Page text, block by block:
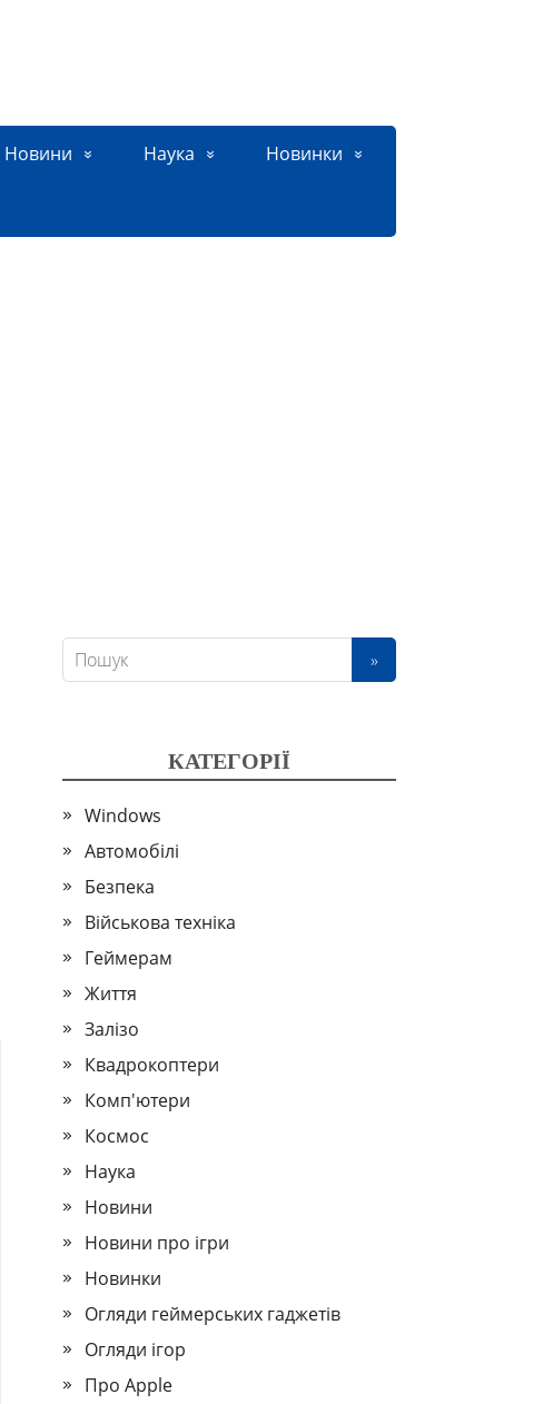
Новини Наука Новинки
КАТЕГОРІЇ
Windows
Автомобілі
Безпека
Військова техніка
Геймерам
Життя
Залізо
Квадрокоптери
Комп'ютери
Космос
Наука
Новини
Новини про ігри
Новинки
Огляди геймерських гаджетів
Огляди ігор
Про Apple